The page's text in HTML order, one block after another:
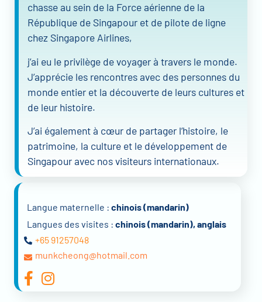
chasse au sein de la Force aérienne de la
République de Singapour et de pilote de ligne
chez Singapore Airlines,
j’ai eu le privilège de voyager à travers le monde.
J’apprécie les rencontres avec des personnes du
monde entier et la découverte de leurs cultures et
de leur histoire.
J’ai également à cœur de partager l’histoire, le
patrimoine, la culture et le développement de
Singapour avec nos visiteurs internationaux.
Langue maternelle : chinois (mandarin)
Langues des visites : chinois (mandarin), anglais
+65 91257048
munkcheong@hotmail.com